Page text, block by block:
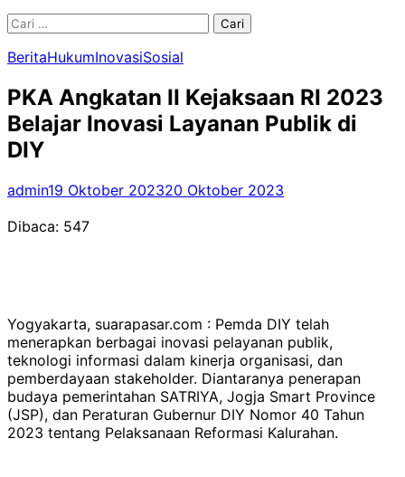
Cari
BeritaHukumInovasiSosial
PKA Angkatan II Kejaksaan RI 2023
Belajar Inovasi Layanan Publik di
DIY
admin19 Oktober 202320 Oktober 2023
Dibaca: 547
Yogyakarta, suarapasar.com : Pemda DIY telah
menerapkan berbagai inovasi pelayanan publik,
teknologi informasi dalam kinerja organisasi, dan
pemberdayaan stakeholder. Diantaranya penerapan
budaya pemerintahan SATRIYA, Jogja Smart Province
(JSP), dan Peraturan Gubernur DIY Nomor 40 Tahun
2023 tentang Pelaksanaan Reformasi Kalurahan.